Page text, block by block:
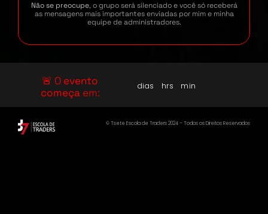
Não se preocupe, o grupo será silenciado e você só receberá
as mensagens mais importantes enviadas por mim e minha
equipe de administradores.
🚨 O evento
começaem: dias hrs min
©️ Tsete Escola de Traders 2024 – Todos os Direitos Reservados